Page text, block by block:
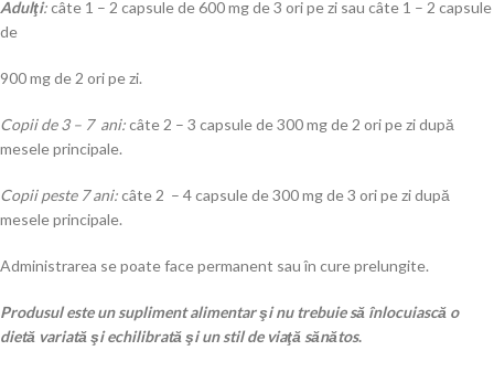
Adulţi:câte 1 – 2 capsule de 600 mg de 3 ori pe zi sau câte 1 – 2 capsule
de
900 mg de 2 ori pe zi.
Copii de 3 – 7 ani:câte 2 – 3 capsule de 300 mg de 2 ori pe zi după
mesele principale.
Copii peste 7 ani:câte 2 – 4 capsule de 300 mg de 3 ori pe zi după
mesele principale.
Administrarea se poate face permanent sau în cure prelungite.
Produsul este un supliment alimentar şi nu trebuie să înlocuiască o
dietă variată şi echilibrată şi un stil de viaţă sănătos.